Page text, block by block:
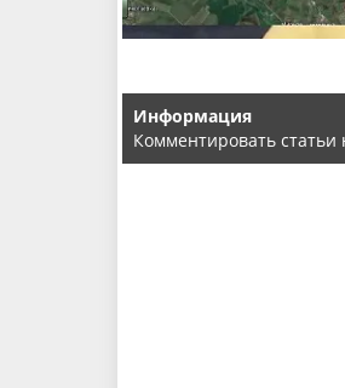
Информация
Комментировать статьи